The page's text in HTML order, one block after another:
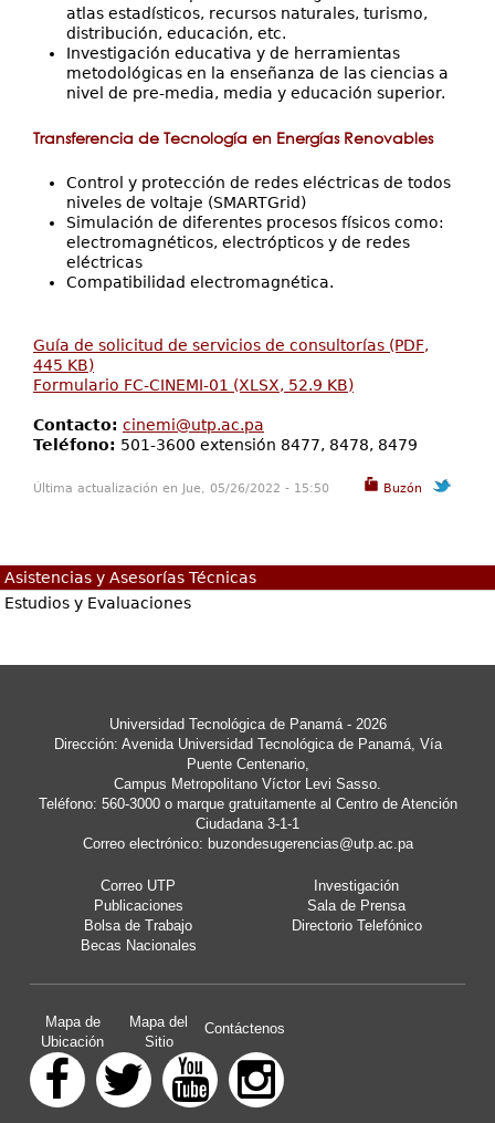
atlas estadísticos, recursos naturales, turismo,
distribución, educación, etc.
Investigación educativa y de herramientas
metodológicas en la enseñanza de las ciencias a
nivel de pre-media, media y educación superior.
Transferencia de Tecnología en Energías Renovables
Control y protección de redes eléctricas de todos
niveles de voltaje (SMARTGrid)
Simulación de diferentes procesos físicos como:
electromagnéticos, electrópticos y de redes
eléctricas
Compatibilidad electromagnética.
Guía de solicitud de servicios de consultorías (PDF,
445 KB)
Formulario FC-CINEMI-01 (XLSX, 52.9 KB)
Contacto: cinemi@utp.ac.pa
Teléfono: 501-3600 extensión 8477, 8478, 8479
Buzón
Última actualización en Jue, 05/26/2022 - 15:50
Asistencias y Asesorías Técnicas
Estudios y Evaluaciones
Universidad Tecnológica de Panamá - 2026
Dirección: Avenida Universidad Tecnológica de Panamá, Vía
Puente Centenario,
Campus Metropolitano Víctor Levi Sasso.
Teléfono: 560-3000 o marque gratuitamente al Centro de Atención
Ciudadana 3-1-1
Correo electrónico: buzondesugerencias@utp.ac.pa
Correo UTP
Investigación
Publicaciones
Sala de Prensa
Bolsa de Trabajo
Directorio Telefónico
Becas Nacionales
Mapa de
Ubicación
Mapa del
Sitio
Contáctenos